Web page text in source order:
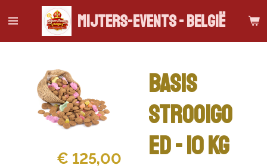
direct
Mijters-Events - België
BASIS
Strooigo
ed - 10 kg
€ 125,00